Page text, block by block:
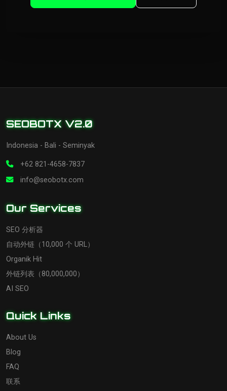
SEOBOTX V2.0
Indonesia - Bali - Seminyak
+62 821-4658-7837
info@seobotx.com
Our Services
SEO 分析器
自动外链（10,000 个 URL）
Organik Hit
外链列表（80,000,000）
AI SEO
Quick Links
About Us
Blog
FAQ
联系